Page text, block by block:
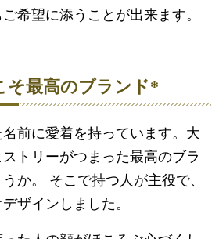
希望に添うことが出来ます。
そ最高のブランド*
前に愛着を持っています。大
トリーがつまった最高のブラ
か。 そこで持つ人が主役で、
ザインしました。